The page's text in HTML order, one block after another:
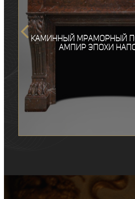
Каминный мраморный
ампир эпохи